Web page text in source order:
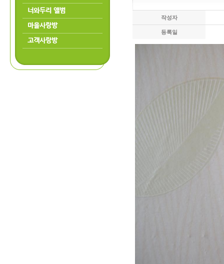
너와두리 앨범
마을사랑방
고객사랑방
작성자
등록일